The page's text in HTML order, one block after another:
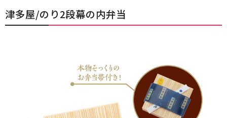
津多屋/のり2段幕の内弁当